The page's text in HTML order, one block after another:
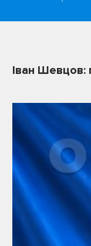
Іван Шевцов: